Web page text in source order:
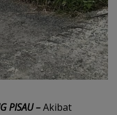
PISAU –Akibat